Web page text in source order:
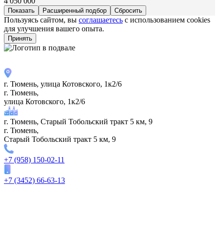
Расширенный подбор
Пользуясь сайтом, вы соглашаетесь с использованием cookies
для улучшения вашего опыта.
Принять
г. Тюмень, улица Котовского, 1к2/6
г. Тюмень,
улица Котовского, 1к2/6
г. Тюмень, Старый Тобольский тракт 5 км, 9
г. Тюмень,
Старый Тобольский тракт 5 км, 9
+7 (958) 150-02-11
+7 (3452) 66-63-13